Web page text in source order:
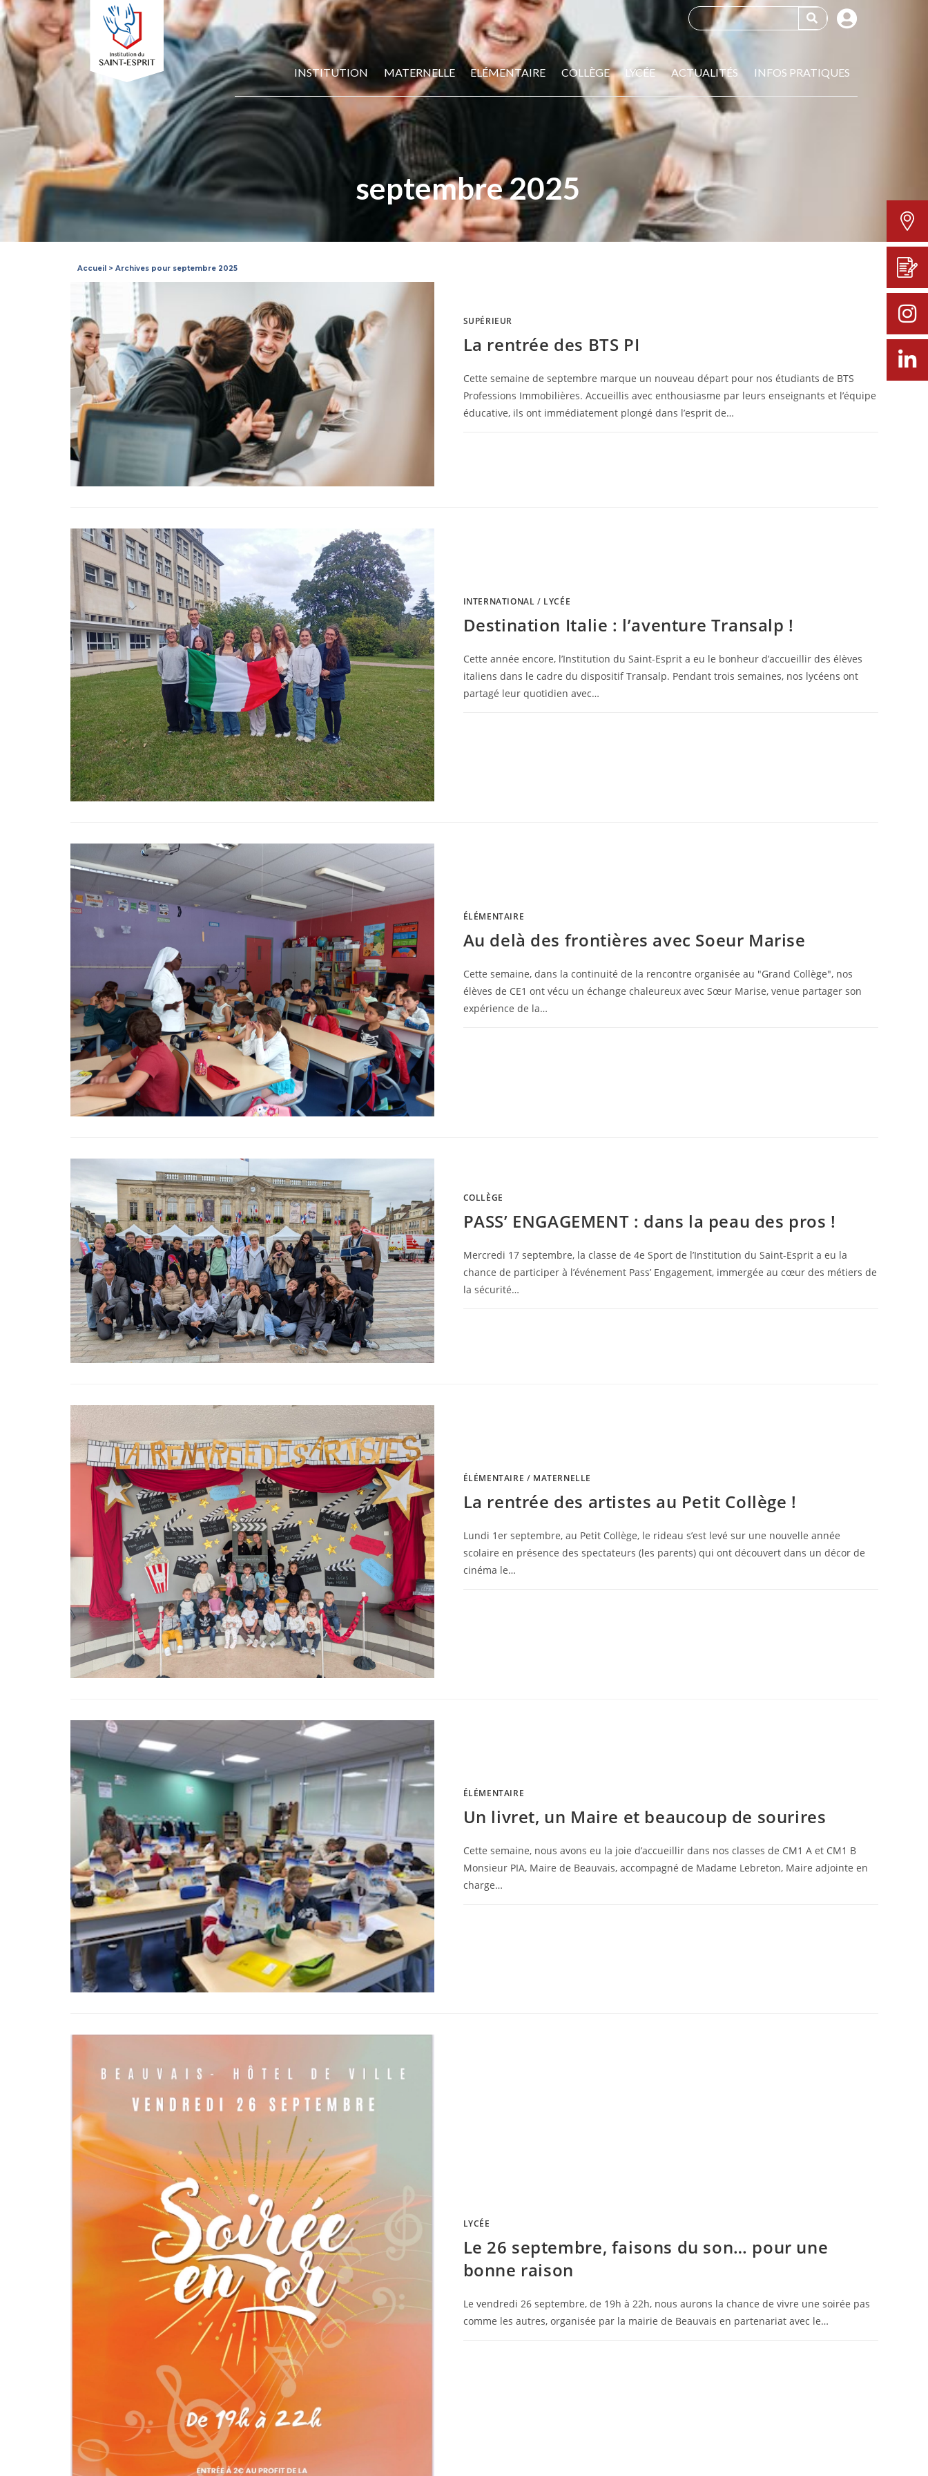
INSTITUTION MATERNELLE ELÉMENTAIRE COLLÈGE LYCÉE ACTUALITÉS INFOS PRATIQUES
septembre 2025
Accueil > Archives pour septembre 2025
SUPÉRIEUR
La rentrée des BTS PI
Cette semaine de septembre marque un nouveau départ pour nos étudiants de BTS
Professions Immobilières. Accueillis avec enthousiasme par leurs enseignants et l’équipe
éducative, ils ont immédiatement plongé dans l’esprit de…
INTERNATIONAL / LYCÉE
Destination Italie : l’aventure Transalp !
Cette année encore, l’Institution du Saint-Esprit a eu le bonheur d’accueillir des élèves
italiens dans le cadre du dispositif Transalp. Pendant trois semaines, nos lycéens ont
partagé leur quotidien avec…
ÉLÉMENTAIRE
Au delà des frontières avec Soeur Marise
Cette semaine, dans la continuité de la rencontre organisée au "Grand Collège", nos
élèves de CE1 ont vécu un échange chaleureux avec Sœur Marise, venue partager son
expérience de la…
COLLÈGE
PASS’ ENGAGEMENT : dans la peau des pros !
Mercredi 17 septembre, la classe de 4e Sport de l’Institution du Saint-Esprit a eu la
chance de participer à l’événement Pass’ Engagement, immergée au cœur des métiers de
la sécurité…
ÉLÉMENTAIRE / MATERNELLE
La rentrée des artistes au Petit Collège !
Lundi 1er septembre, au Petit Collège, le rideau s’est levé sur une nouvelle année
scolaire en présence des spectateurs (les parents) qui ont découvert dans un décor de
cinéma le…
ÉLÉMENTAIRE
Un livret, un Maire et beaucoup de sourires
Cette semaine, nous avons eu la joie d’accueillir dans nos classes de CM1 A et CM1 B
Monsieur PIA, Maire de Beauvais, accompagné de Madame Lebreton, Maire adjointe en
charge…
LYCÉE
Le 26 septembre, faisons du son… pour une
bonne raison
Le vendredi 26 septembre, de 19h à 22h, nous aurons la chance de vivre une soirée pas
comme les autres, organisée par la mairie de Beauvais en partenariat avec le…